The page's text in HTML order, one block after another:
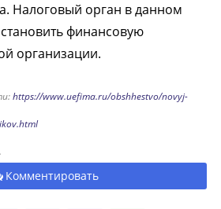
Налоговый орган в данном
финансовую
организации.
https://www.uefima.ru/obshhestvo/novyj-
Комментировать